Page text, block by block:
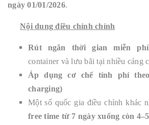
ngày 01/01/2026.
Nội dung điều chỉnh chính
Rút ngắn thời gian miễn
container và lưu bãi tại nhiều cảng
Áp dụng cơ chế tính phí theo
charging)
Một số quốc gia điều chỉnh khác
free time từ 7 ngày xuống còn